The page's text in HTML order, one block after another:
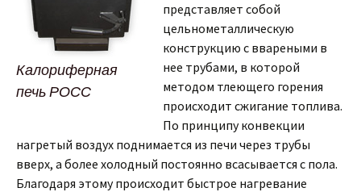
Калориферная
печь РОСС
представляет собой
цельнометаллическую
конструкцию с ввареными в
нее трубами, в которой
методом тлеющего горения
происходит сжигание топлива.
По принципу конвекции
нагретый воздух поднимается из печи через трубы
вверх, а более холодный постоянно всасывается с пола.
Благодаря этому происходит быстрое нагревание